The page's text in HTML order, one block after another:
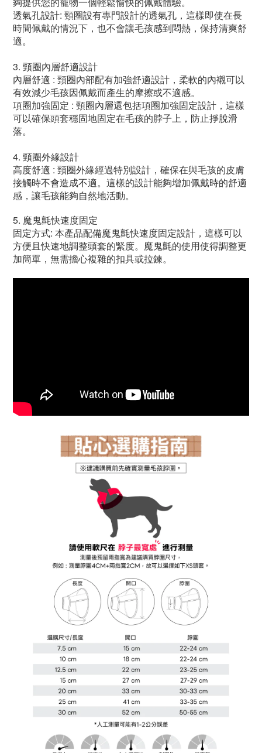
透氣孔設計: 頸圈設有專門設計的透氣孔，這樣即使在長
時間佩戴的情況下，也不會讓毛孩感到悶熱，保持清爽舒
適。
3. 頸圈內層舒適設計
內層舒適 : 頸圈內部配有加強舒適設計，柔軟的內襯可以
有效減少毛孩因佩戴而產生的摩擦或不適感。
項圈加強固定 : 頸圈內層還包括項圈加強固定設計，這樣
可以確保頭套穩固地固定在毛孩的脖子上，防止掙脫滑
落。
4. 頸圈外緣設計
高度舒適 : 頸圈外緣經過特別設計，確保在與毛孩的皮膚
接觸時不會造成不適。這樣的設計能夠增加佩戴時的舒適
感，讓毛孩能夠自然地活動。
5. 魔鬼氈快速度固定
固定方式: 本產品配備魔鬼氈快速度固定設計，這樣可以
方便且快速地調整頭套的緊度。魔鬼氈的使用使得調整更
加簡單，無需擔心複雜的扣具或拉鍊。